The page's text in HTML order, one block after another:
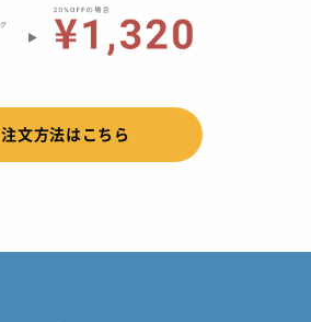
注文方法はこちら